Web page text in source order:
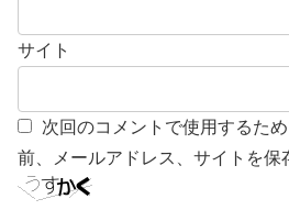
サイト
次回のコメントで使用するた
前、メールアドレス、サイトを保